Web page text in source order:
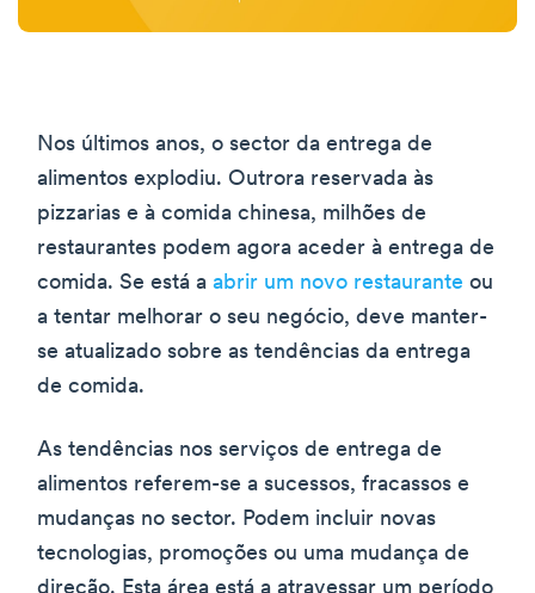
Nos últimos anos, o sector da entrega de
alimentos explodiu. Outrora reservada às
pizzarias e à comida chinesa, milhões de
restaurantes podem agora aceder à entrega de
comida. Se está a abrir um novo restaurante ou
a tentar melhorar o seu negócio, deve manter-
se atualizado sobre as tendências da entrega
de comida.
As tendências nos serviços de entrega de
alimentos referem-se a sucessos, fracassos e
mudanças no sector. Podem incluir novas
tecnologias, promoções ou uma mudança de
direção. Esta área está a atravessar um período